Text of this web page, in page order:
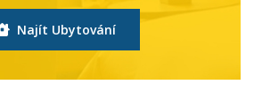
Najít Ubytování